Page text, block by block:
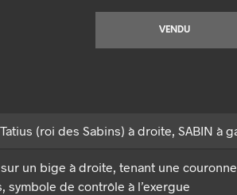
VENDU
(roi des Sabins) à droite, SABIN à
un bige à droite, tenant une couronne,
symbole de contrôle à l’exergue